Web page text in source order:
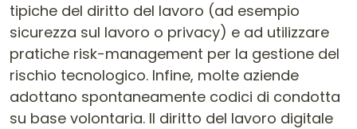
tipiche del diritto del lavoro (ad esempio
sicurezza sul lavoro o privacy) e ad utilizzare
pratiche risk-management per la gestione del
rischio tecnologico. Infine, molte aziende
adottano spontaneamente codici di condotta
su base volontaria. Il diritto del lavoro digitale